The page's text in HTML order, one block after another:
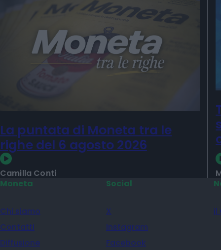
La puntata di Moneta tra le
righe del 6 agosto 2026
Camilla Conti
Moneta
Social